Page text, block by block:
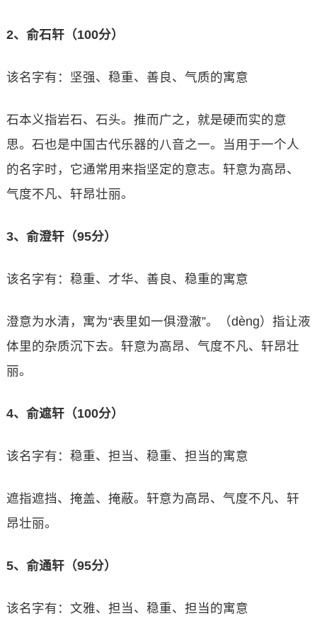
2、俞石轩（100分）
该名字有：坚强、稳重、善良、气质的寓意
石本义指岩石、石头。推而广之，就是硬而实的意
思。石也是中国古代乐器的八音之一。当用于一个人
的名字时，它通常用来指坚定的意志。轩意为高昂、
气度不凡、轩昂壮丽。
3、俞澄轩（95分）
该名字有：稳重、才华、善良、稳重的寓意
澄意为水清，寓为“表里如一俱澄澈”。（dèng）指让液
体里的杂质沉下去。轩意为高昂、气度不凡、轩昂壮
丽。
4、俞遮轩（100分）
该名字有：稳重、担当、稳重、担当的寓意
遮指遮挡、掩盖、掩蔽。轩意为高昂、气度不凡、轩
昂壮丽。
5、俞通轩（95分）
该名字有：文雅、担当、稳重、担当的寓意